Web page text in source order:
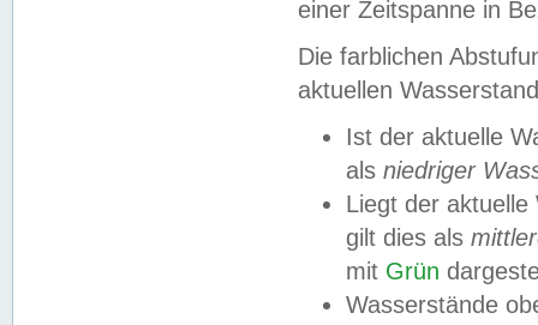
einer Zeitspanne in
Die farblichen
aktuellen
Ist der aktuelle
als niedriger
Liegt der
gilt dies als
mit Grün
Wasserstände